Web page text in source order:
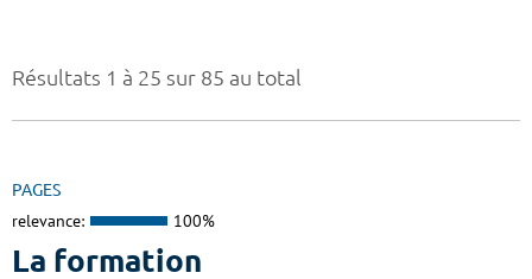
Résultats 1 à 25 sur 85 au total
PAGES
relevance: 100%
La formation